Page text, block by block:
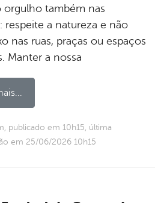
orgulho também nas
respeite a natureza e não
nas ruas, praças ou espaços
Manter a nossa
publicado em 10h15, última
em 25/06/2026 10h15